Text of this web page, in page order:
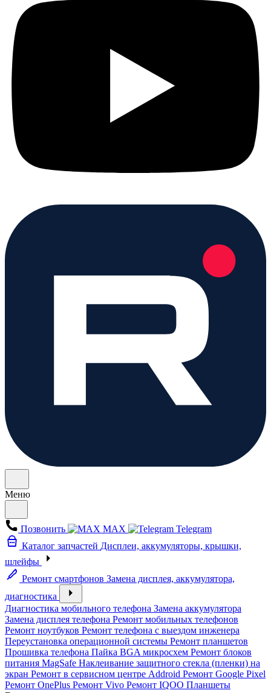
Меню
Позвонить MAX
Telegram
Каталог запчастей Дисплеи, аккумуляторы, крышки,
шлейфы
Ремонт смартфонов Замена дисплея, аккумулятора,
диагностика
Диагностика мобильного телефона Замена аккумулятора
Замена дисплея телефона Ремонт мобильных телефонов
Ремонт ноутбуков Ремонт телефона с выездом инженера
Переустановка операционной системы Ремонт планшетов
Прошивка телефона Пайка BGA микросхем Ремонт блоков
питания MagSafe Наклеивание защитного стекла (пленки) на
экран Ремонт в сервисном центре Addroid Ремонт Google Pixel
Ремонт OnePlus Ремонт Vivo Ремонт IQOO Планшеты